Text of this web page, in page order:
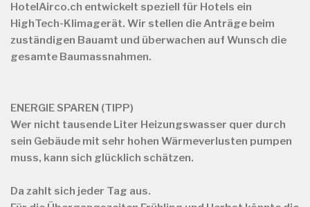
HotelAirco.ch entwickelt speziell für Hotels ein
HighTech-Klimagerät. Wir stellen die Anträge beim
zuständigen Bauamt und überwachen auf Wunsch die
gesamte Baumassnahmen.
ENERGIE SPAREN (TIPP)
Wer nicht tausende Liter Heizungswasser quer durch
sein Gebäude mit sehr hohen Wärmeverlusten pumpen
muss, kann sich glücklich schätzen.
Da zahlt sich jeder Tag aus.